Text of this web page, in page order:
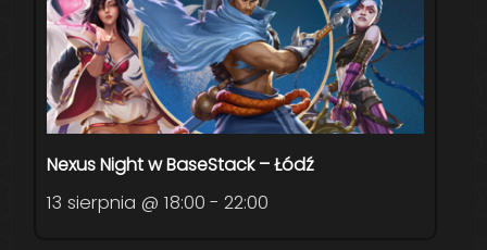
Nexus Night w BaseStack – Łódź
13 sierpnia @ 18:00 - 22:00